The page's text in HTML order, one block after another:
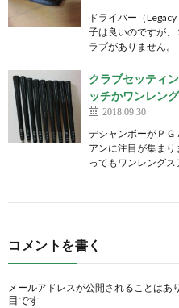
ドライバー（
子は良いのですが
ラブがありません。
クラブセッティ
ッチかワンレング
2018.09.30
デシャンボーがＰ
アンに注目が集まり
ってもワンレング
コメントを書く
メールアドレスが公開されることはあ
目です